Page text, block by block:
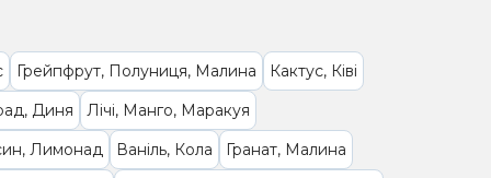
Грейпфрут, Полуниця, Малина
Кактус, Ківі
Диня
Лічі, Манго, Маракуя
Лимонад
Ваніль, Кола
Гранат, Малина